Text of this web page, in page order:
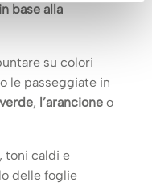
base alla
su colori
le passeggiate in
verde, l’arancioneo
toni caldi e
delle foglie